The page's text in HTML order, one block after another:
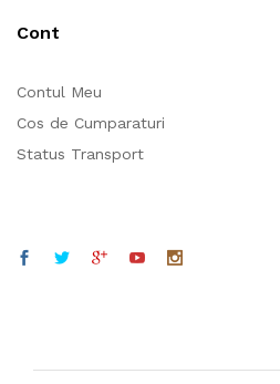
Cont
Contul Meu
Cos de Cumparaturi
Status Transport